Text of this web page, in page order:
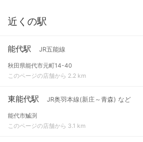
近くの駅
能代駅 JR五能線
秋田県能代市元町14-40
このページの店舗から 2.2 km
東能代駅 JR奥羽本線(新庄～青森) など
能代市鰄渕
このページの店舗から 3.1 km